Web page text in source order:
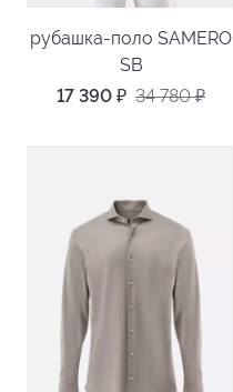
рубашка-поло SAMERO
SB
17 390 ₽ 34 780₽